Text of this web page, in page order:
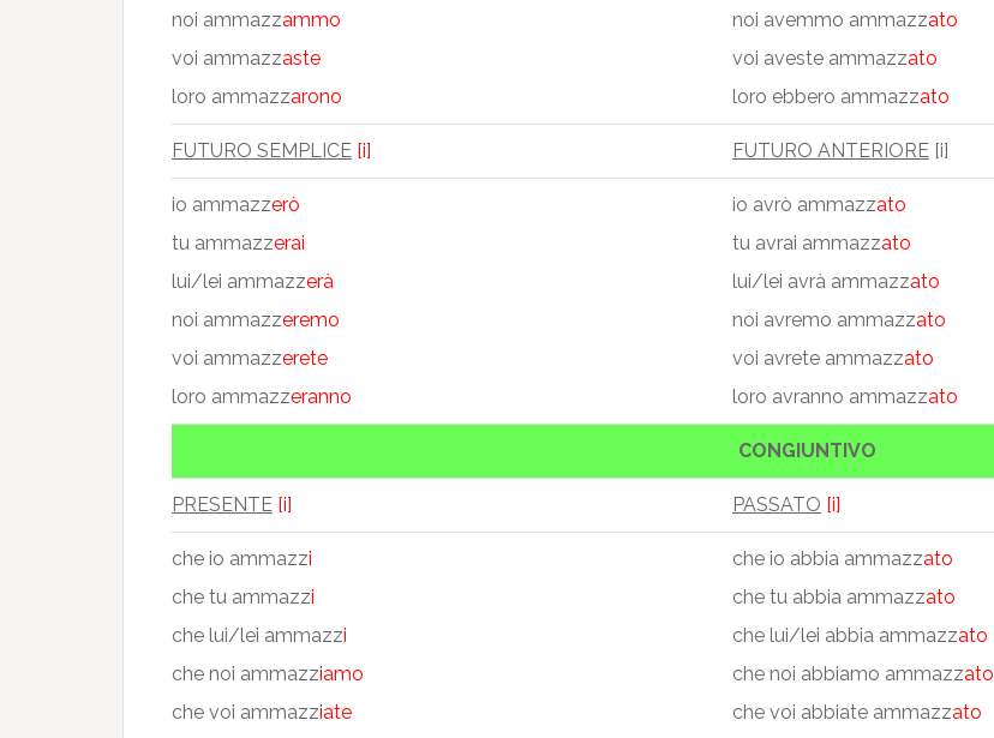
noi ammazzammo
voi ammazzaste
loro ammazzarono
noi avemmo ammazzato
voi aveste ammazzato
loro ebbero ammazzato
FUTURO SEMPLICE [i] FUTURO ANTERIORE [i]
io ammazzerò
tu ammazzerai
lui/lei ammazzerà
noi ammazzeremo
voi ammazzerete
loro ammazzeranno
io avrò ammazzato
tu avrai ammazzato
lui/lei avrà ammazzato
noi avremo ammazzato
voi avrete ammazzato
loro avranno ammazzato
CONGIUNTIVO
PRESENTE [i] PASSATO [i]
che io ammazzi
che tu ammazzi
che lui/lei ammazzi
che noi ammazziamo
che voi ammazziate
che io abbia ammazzato
che tu abbia ammazzato
che lui/lei abbia ammazzato
che noi abbiamo ammazzato
che voi abbiate ammazzato